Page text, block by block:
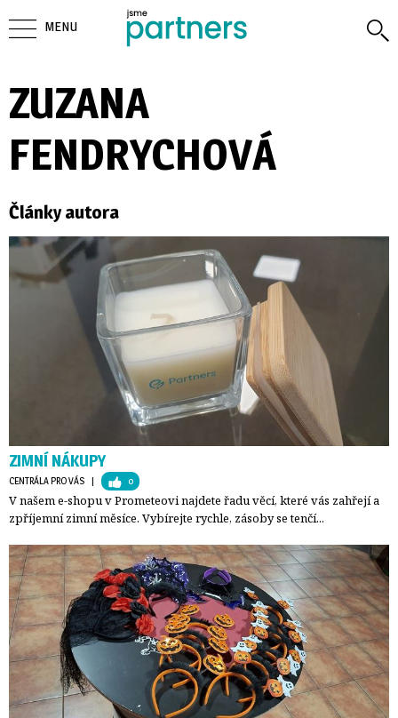
ZUZANA
FENDRYCHOVÁ
Články autora
ZIMNÍ NÁKUPY
CENTRÁLA PRO VÁS | 0
V našem e-shopu v Prometeovi najdete řadu věcí, které vás zahřejí a
zpříjemní zimní měsíce. Vybírejte rychle, zásoby se tenčí...
MENU